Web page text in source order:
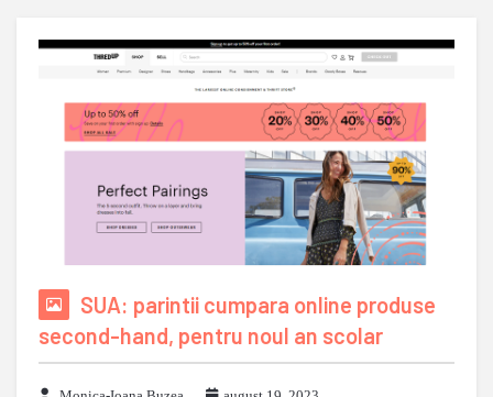
SUA: parintii cumpara online produse
second-hand, pentru noul an scolar